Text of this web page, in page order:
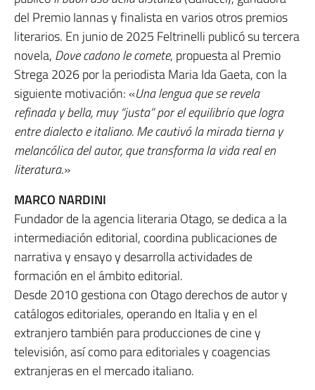
del Premio Iannas y finalista en varios otros premios
literarios. En junio de 2025 Feltrinelli publicó su tercera
novela, Dove cadono le comete, propuesta al Premio
Strega 2026 por la periodista Maria Ida Gaeta, con la
siguiente motivación: «Una lengua que se revela
refinada y bella, muy “justa” por el equilibrio que logra
entre dialecto e italiano. Me cautivó la mirada tierna y
melancólica del autor, que transforma la vida real en
literatura.»
MARCO NARDINI
Fundador de la agencia literaria Otago, se dedica a la
intermediación editorial, coordina publicaciones de
narrativa y ensayo y desarrolla actividades de
formación en el ámbito editorial.
Desde 2010 gestiona con Otago derechos de autor y
catálogos editoriales, operando en Italia y en el
extranjero también para producciones de cine y
televisión, así como para editoriales y coagencias
extranjeras en el mercado italiano.